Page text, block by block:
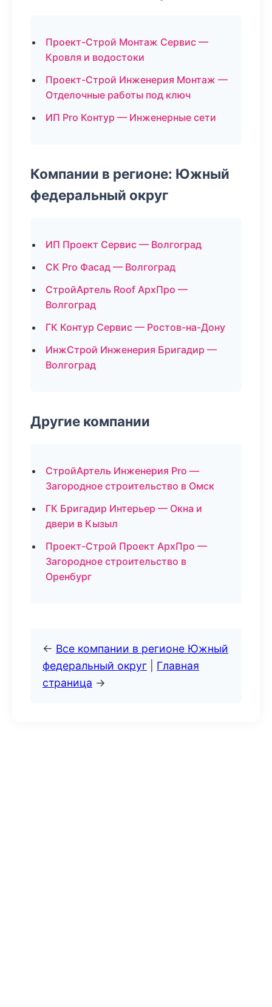
Проект-Строй Монтаж Сервис —
Кровля и водостоки
Проект-Строй Инженерия Монтаж —
Отделочные работы под ключ
ИП Pro Контур — Инженерные сети
Компании в регионе: Южный
федеральный округ
ИП Проект Сервис — Волгоград
СК Pro Фасад — Волгоград
СтройАртель Roof АрхПро —
Волгоград
ГК Контур Сервис — Ростов-на-Дону
ИнжСтрой Инженерия Бригадир —
Волгоград
Другие компании
СтройАртель Инженерия Pro —
Загородное строительство в Омск
ГК Бригадир Интерьер — Окна и
двери в Кызыл
Проект-Строй Проект АрхПро —
Загородное строительство в
Оренбург
← Все компании в регионе Южный
федеральный округ
Главная
страница →